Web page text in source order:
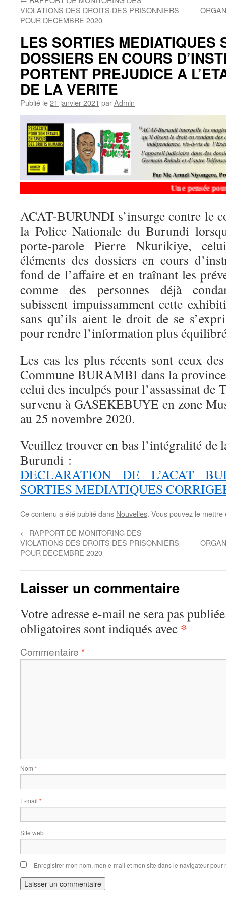
VIOLATIONS DES DROITS DES PRISONNIERS
POUR DECEMBRE 2020
LES SORTIES MEDIATIQUES
DOSSIERS EN COURS
PORTENT PREJUDICE A
DE LA VERITE
Publié le21 janvier 2021 parAdmin
Une pensée
ACAT-BURUNDI s’insurge contre le
la Police Nationale du Burundi
porte-parole Pierre Nkurikiye,
éléments des dossiers en cours
fond de l’affaire et en traînant les
comme des personnes déjà
subissent impuissamment cette
sans qu’ils aient le droit de se
pour rendre l’information plus
Les cas les plus récents sont ceux
Commune BURAMBI dans la
celui des inculpés pour l’assassinat
survenu à GASEKEBUYE en zone
au 25 novembre 2020.
Veuillez trouver en bas l’intégralité de
Burundi :
DECLARATION DE L’ACAT
SORTIES MEDIATIQUES
Ce contenu a été publié dans Nouvelles. Vous pouvez le
← RAPPORT DE MONITORING DES
VIOLATIONS DES DROITS DES PRISONNIERS
POUR DECEMBRE 2020
Laisser un commentaire
Votre adresse e-mail ne sera pas
obligatoires sont indiqués avec *
Commentaire *
Nom *
E-mail *
Site web
Enregistrer mon nom, mon e-mail et mon site dans le navigateur